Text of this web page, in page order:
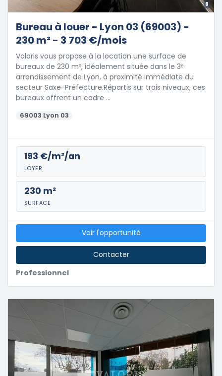
8
Bureau à louer - Lyon 03 (69003) -
230 m² - 3 703 €/mois
Valoris vous propose à la location une surface de
bureaux de 230 m², idéalement située dans le 3ᵉ
arrondissement de Lyon, à proximité immédiate du
secteur Saxe-Préfecture.Répartis sur trois niveaux, ces
bureaux offrent un cadre …
69003 Lyon 03
193 €/m²/an
LOYER
230 m²
SURFACE
Professionnel
Voir l'opportunité
Contacter